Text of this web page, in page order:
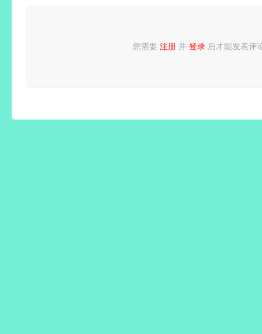
您需要 注册 并 登录 后才能发表评
请登录或 注册后再发表评论！